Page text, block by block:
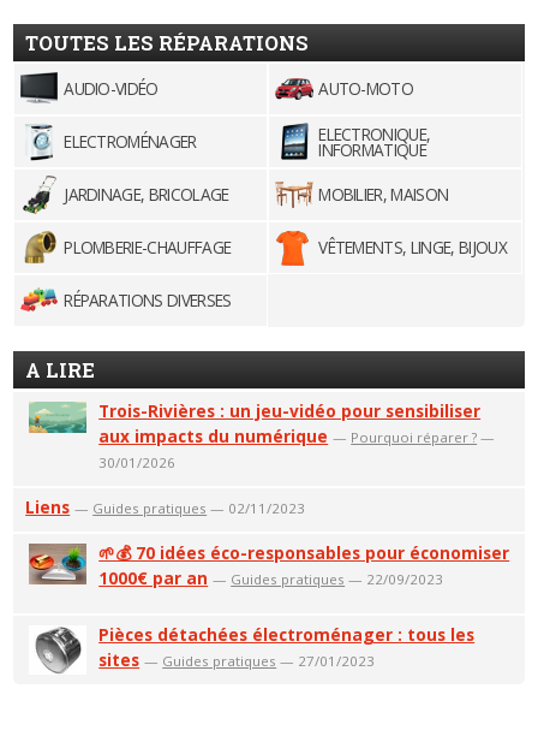
TOUTES LES RÉPARATIONS
AUDIO-VIDÉO AUTO-MOTO
ELECTROMÉNAGER ELECTRONIQUE,
INFORMATIQUE
JARDINAGE, BRICOLAGE
MOBILIER, MAISON
PLOMBERIE-CHAUFFAGE VÊTEMENTS, LINGE, BIJOUX
RÉPARATIONS DIVERSES
A LIRE
Trois-Rivières : un jeu-vidéo pour sensibiliser
aux impacts du numérique — Pourquoi réparer ? —
30/01/2026
Liens — Guides pratiques — 02/11/2023
🌱💰 70 idées éco-responsables pour économiser
1000€ par an — Guides pratiques — 22/09/2023
Pièces détachées électroménager : tous les
sites — Guides pratiques — 27/01/2023